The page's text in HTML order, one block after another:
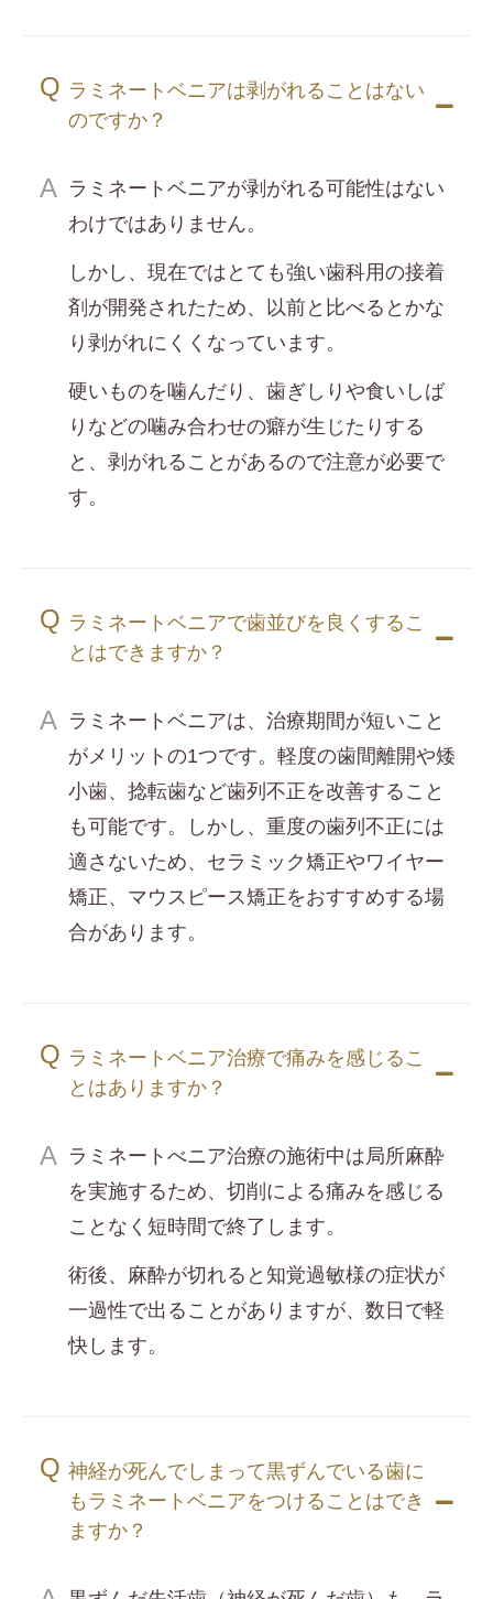
ラミネートベニアは剥がれることはない
のですか？
ラミネートベニアが剥がれる可能性はない
わけではありません。
しかし、現在ではとても強い歯科用の接着
剤が開発されたため、以前と比べるとかな
り剥がれにくくなっています。
硬いものを噛んだり、歯ぎしりや食いしば
りなどの噛み合わせの癖が生じたりする
と、剥がれることがあるので注意が必要で
す。
ラミネートベニアで歯並びを良くするこ
とはできますか？
ラミネートベニアは、治療期間が短いこと
がメリットの1つです。軽度の歯間離開や矮
小歯、捻転歯など歯列不正を改善すること
も可能です。しかし、重度の歯列不正には
適さないため、セラミック矯正やワイヤー
矯正、マウスピース矯正をおすすめする場
合があります。
ラミネートベニア治療で痛みを感じるこ
とはありますか？
ラミネートべニア治療の施術中は局所麻酔
を実施するため、切削による痛みを感じる
ことなく短時間で終了します。
術後、麻酔が切れると知覚過敏様の症状が
一過性で出ることがありますが、数日で軽
快します。
神経が死んでしまって黒ずんでいる歯に
もラミネートベニアをつけることはでき
ますか？